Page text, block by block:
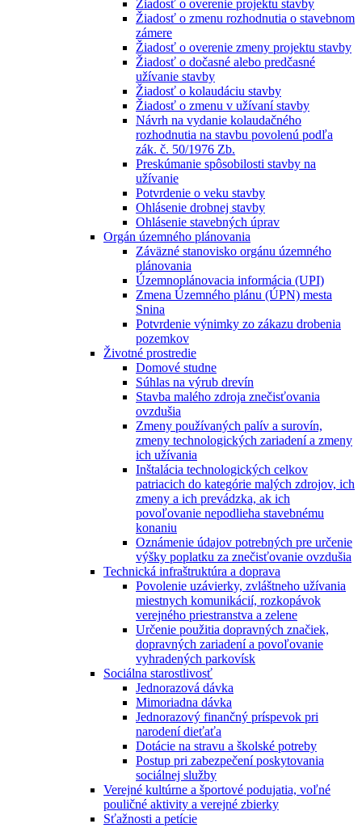
Žiadosť o overenie projektu stavby
Žiadosť o zmenu rozhodnutia o stavebnom
zámere
Žiadosť o overenie zmeny projektu stavby
Žiadosť o dočasné alebo predčasné
užívanie stavby
Žiadosť o kolaudáciu stavby
Žiadosť o zmenu v užívaní stavby
Návrh na vydanie kolaudačného
rozhodnutia na stavbu povolenú podľa
zák. č. 50/1976 Zb.
Preskúmanie spôsobilosti stavby na
užívanie
Potvrdenie o veku stavby
Ohlásenie drobnej stavby
Ohlásenie stavebných úprav
Orgán územného plánovania
Záväzné stanovisko orgánu územného
plánovania
Územnoplánovacia informácia (UPI)
Zmena Územného plánu (ÚPN) mesta
Snina
Potvrdenie výnimky zo zákazu drobenia
pozemkov
Životné prostredie
Domové studne
Súhlas na výrub drevín
Stavba malého zdroja znečisťovania
ovzdušia
Zmeny používaných palív a surovín,
zmeny technologických zariadení a zmeny
ich užívania
Inštalácia technologických celkov
patriacich do kategórie malých zdrojov, ich
zmeny a ich prevádzka, ak ich
povoľovanie nepodlieha stavebnému
konaniu
Oznámenie údajov potrebných pre určenie
výšky poplatku za znečisťovanie ovzdušia
Technická infraštruktúra a doprava
Povolenie uzávierky, zvláštneho užívania
miestnych komunikácií, rozkopávok
verejného priestranstva a zelene
Určenie použitia dopravných značiek,
dopravných zariadení a povoľovanie
vyhradených parkovísk
Sociálna starostlivosť
Jednorazová dávka
Mimoriadna dávka
Jednorazový finančný príspevok pri
narodení dieťaťa
Dotácie na stravu a školské potreby
Postup pri zabezpečení poskytovania
sociálnej služby
Verejné kultúrne a športové podujatia, voľné
pouličné aktivity a verejné zbierky
Sťažnosti a petície